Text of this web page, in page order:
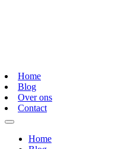
Home
Blog
Over ons
Contact
Home